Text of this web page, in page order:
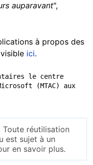
auparavant",
à propos des
ici.
le centre
(MTAC) aux
Toute réutilisation
est sujet à un
en savoir plus.